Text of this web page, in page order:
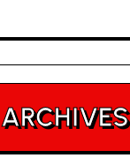
ARCHIVES